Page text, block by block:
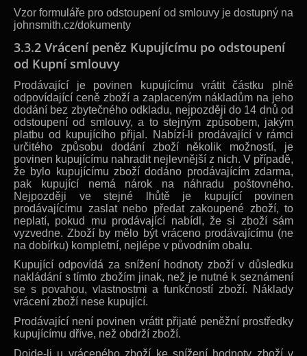
Vzor formuláře pro odstoupení od smlouvy je dostupný na
johnsmith.cz/dokumenty
3.3.2 Vrácení peněz Kupujícímu po odstoupení
od Kupní smlouvy
Prodávající je povinen kupujícímu vrátit částku plně
odpovídající ceně zboží a zaplaceným nákladům na jeho
dodání bez zbytečného odkladu, nejpozději do 14 dnů od
odstoupení od smlouvy, a to stejným způsobem, jakým
platbu od kupujícího přijal. Nabízí-li prodávající v rámci
určitého způsobu dodání zboží několik možností, je
povinen kupujícímu nahradit nejlevnější z nich. V případě,
že bylo kupujícímu zboží dodáno prodávajícím zdarma,
pak kupující nemá nárok na náhradu poštovného.
Nejpozději ve stejné lhůtě je kupující povinen
prodávajícímu zaslat nebo předat zakoupené zboží, to
neplatí, pokud mu prodávající nabídl, že si zboží sám
vyzvedne. Zboží by mělo být vráceno prodávajícímu (ne
na dobírku) kompletní, nejlépe v původním obalu.
Kupující odpovídá za snížení hodnoty zboží v důsledku
nakládání s tímto zbožím jinak, než je nutné k seznámení
se s povahou, vlastnostmi a funkčností zboží. Náklady
vrácení zboží nese kupující.
Prodávající není povinen vrátit přijaté peněžní prostředky
kupujícímu dříve, než obdrží zboží.
Dojde-li u vráceného zboží ke snížení hodnoty zboží v